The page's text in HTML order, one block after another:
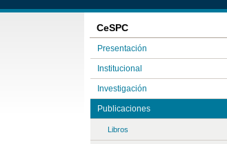
CeSPC
Presentación
Institucional
Investigación
Publicaciones
Libros